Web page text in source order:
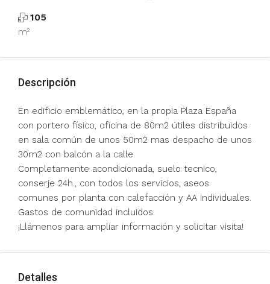
105
m²
Descripción
En edificio emblemático, en la propia Plaza España
con portero físico, oficina de 80m2 útiles distribuidos
en sala común de unos 50m2 mas despacho de unos
30m2 con balcón a la calle.
Completamente acondicionada, suelo tecnico,
conserje 24h., con todos los servicios, aseos
comunes por planta con calefacción y AA individuales.
Gastos de comunidad incluidos.
¡Llámenos para ampliar información y solicitar visita!
Detalles